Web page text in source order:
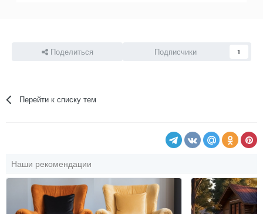
Поделиться Подписчики 1
Перейти к списку тем
Наши рекомендации